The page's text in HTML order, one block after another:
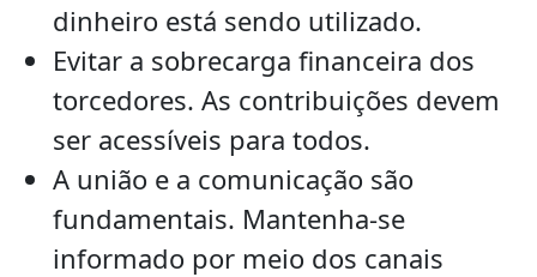
dinheiro está sendo utilizado.
Evitar a sobrecarga financeira dos
torcedores. As contribuições devem
ser acessíveis para todos.
A união e a comunicação são
fundamentais. Mantenha-se
informado por meio dos canais